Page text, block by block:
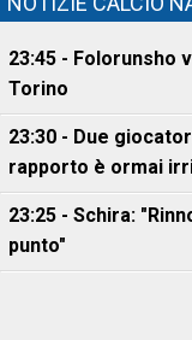
23:45 - Folorunsho
Torino
23:30 - Due
rapporto è ormai
23:25 - Schira:
punto"